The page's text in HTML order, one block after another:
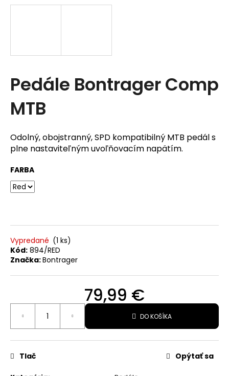
Pedále Bontrager Comp
MTB
Odolný, obojstranný, SPD kompatibilný MTB pedál s
plne nastaviteľným uvoľňovacím napätím.
FARBA
Vypredané (1 ks)
Kód: 894/RED
Značka:Bontrager
79,99 €
Jednotková
DO KOŠÍKA
Tlač Opýtať sa
j
s
ť
?
O
d
p
r
č
m